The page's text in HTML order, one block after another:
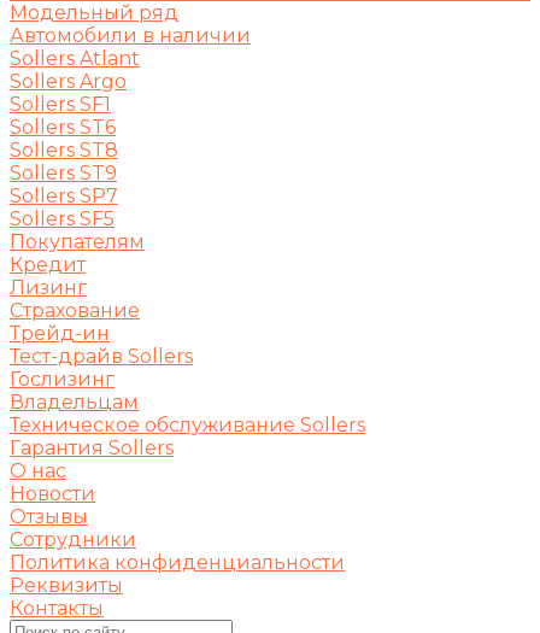
Модельный ряд
Автомобили в наличии
Sollers Atlant
Sollers Argo
Sollers SF1
Sollers ST6
Sollers ST8
Sollers ST9
Sollers SP7
Sollers SF5
Покупателям
Кредит
Лизинг
Страхование
Трейд-ин
Тест-драйв Sollers
Гослизинг
Владельцам
Техническое обслуживание Sollers
Гарантия Sollers
О нас
Новости
Отзывы
Сотрудники
Политика конфиденциальности
Реквизиты
Контакты